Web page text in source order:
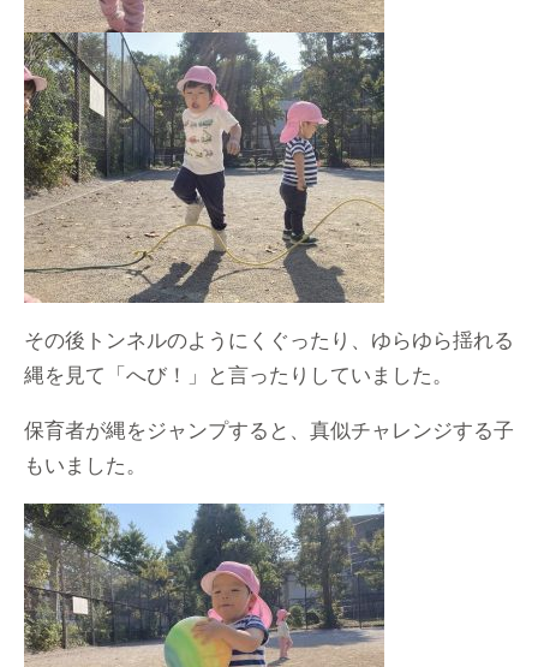
その後トンネルのようにくぐったり、ゆらゆら揺れる
縄を見て「へび！」と言ったりしていました。
保育者が縄をジャンプすると、真似チャレンジする子
もいました。